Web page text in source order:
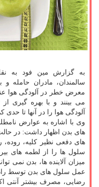
به گزارش مین فود به
سالمندان، مادران حامله و
معرض خطر در آلودگی هوا
می بینند و با بهره گیری
آلودگی هوا را در آنها تا حدی
وی با اشاره به عوارض
های بدن اظهار داشت: در
های دفعی نظیر کلیه،
سلول ها را از لطمه های
میزان آلاینده ها، بدن نمی
عمل سلول های بدن توسط
رضایی، مصرف بیشتر آنتی